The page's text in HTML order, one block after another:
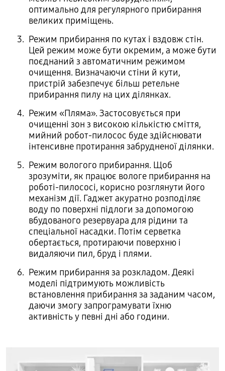
оптимально для регулярного прибирання
великих приміщень.
Режим прибирання по кутах і вздовж стін.
Цей режим може бути окремим, а може бути
поєднаний з автоматичним режимом
очищення. Визначаючи стіни й кути,
пристрій забезпечує більш ретельне
прибирання пилу на цих ділянках.
Режим «Пляма». Застосовується при
очищенні зон з високою кількістю сміття,
мийний робот-пилосос буде здійснювати
інтенсивне протирання забрудненої ділянки.
Режим вологого прибирання. Щоб
зрозуміти, як працює вологе прибирання на
роботі-пилососі, корисно розглянути його
механізм дії. Гаджет акуратно розподіляє
воду по поверхні підлоги за допомогою
вбудованого резервуара для рідини та
спеціальної насадки. Потім серветка
обертається, протираючи поверхню і
видаляючи пил, бруд і плями.
Режим прибирання за розкладом. Деякі
моделі підтримують можливість
встановлення прибирання за заданим часом,
даючи змогу запрограмувати їхню
активність у певні дні або години.